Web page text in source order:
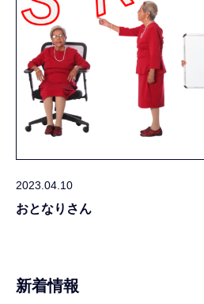
2023.04.10
おとなりさん
新着情報